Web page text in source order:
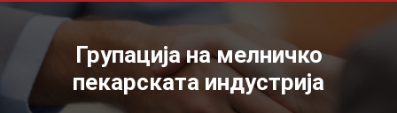
Групација на мелничко
пекарската индустрија